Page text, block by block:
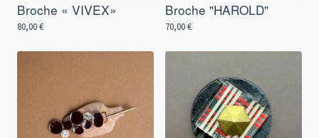
Broche « VIVEX»
80,00€
Broche "HAROLD"
70,00€